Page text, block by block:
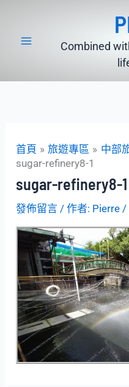
Combined
首頁 旅遊專區 中部
sugar-refinery8-1
sugar-refinery8-1
發佈留言 / 作者: Pierre /